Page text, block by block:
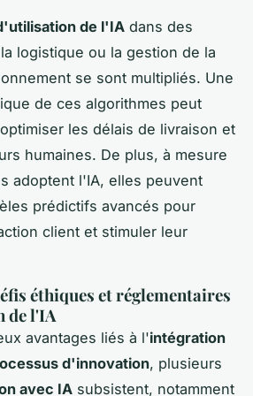
de l'IA dans des
logistique ou la gestion de la
se sont multipliés. Une
de ces algorithmes peut
les délais de livraison et
humaines. De plus, à mesure
adoptent l'IA, elles peuvent
prédictifs avancés pour
client et stimuler leur
éthiques et réglementaires
de l'IA
avantages liés à l'intégration
d'innovation, plusieurs
avec IA subsistent, notamment